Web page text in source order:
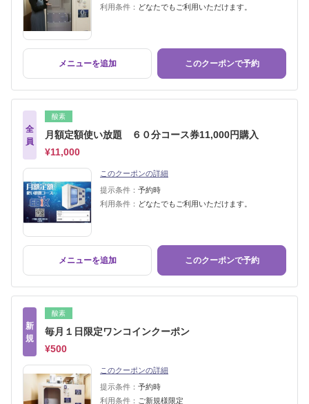
利用条件： どなたでもご利用いただけます。
メニューを追加 このクーポンで予約
全
員
酸素
月額定額使い放題 ６０分コース券11,000円購入
¥11,000
このクーポンの詳細
提示条件： 予約時
利用条件： どなたでもご利用いただけます。
メニューを追加 このクーポンで予約
新
規
酸素
毎月１日限定ワンコインクーポン
¥500
このクーポンの詳細
提示条件： 予約時
利用条件： ご新規様限定